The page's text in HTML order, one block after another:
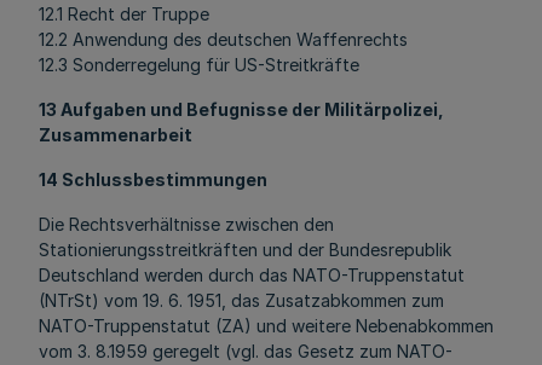
12.1 Recht der Truppe
12.2 Anwendung des deutschen Waffenrechts
12.3 Sonderregelung für US-Streitkräfte
13 Aufgaben und Befugnisse der Militärpolizei,
Zusammenarbeit
14 Schlussbestimmungen
Die Rechtsverhältnisse zwischen den
Stationierungsstreitkräften und der Bundesrepublik
Deutschland werden durch das NATO-Truppenstatut
(NTrSt) vom 19. 6. 1951, das Zusatzabkommen zum
NATO-Truppenstatut (ZA) und weitere Nebenabkommen
vom 3. 8.1959 geregelt (vgl. das Gesetz zum NATO-